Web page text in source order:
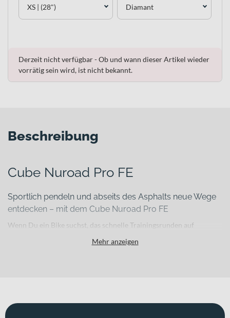
XS | (28") Diamant
Derzeit nicht verfügbar - Ob und wann dieser Artikel wieder
vorrätig sein wird, ist nicht bekannt.
Beschreibung
Cube Nuroad Pro FE
Sportlich pendeln und abseits des Asphalts neue Wege
entdecken – mit dem Cube Nuroad Pro FE
Wenn Du ein Bike suchst, das schnelle Trainingsrunden auf
oder den täglichen Weg zur Arbeit, brauchst Du eine durchdachte
Für welche Einsätze eignet sich dieses Bike?
Mehr anzeigen